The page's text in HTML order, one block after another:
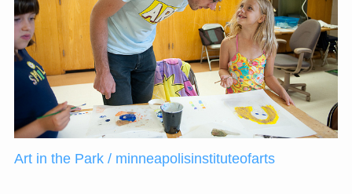
Art in the Park / minneapolisinstituteofarts